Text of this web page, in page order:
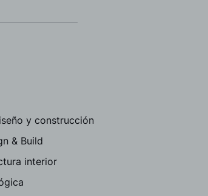
y construcción
& Build
interior